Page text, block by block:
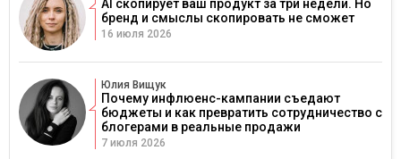
AI скопирует ваш продукт за три недели. Но
бренд и смыслы скопировать не сможет
16 июля 2026
Юлия Вищук
Почему инфлюенс-кампании съедают
бюджеты и как превратить сотрудничество с
блогерами в реальные продажи
7 июля 2026